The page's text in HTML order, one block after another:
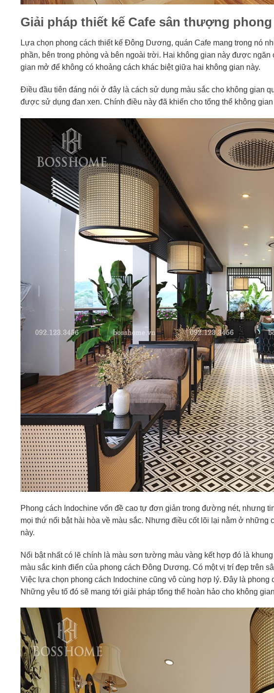
Giải pháp thiết kế Cafe sân thượng
Lựa chọn phong cách thiết kế Đông Dương, quán Cafe mang trong nó
phần, bên trong phòng và bên ngoài trời. Hai không gian này được
gian mở để không có khoảng cách khác biệt giữa hai không gian này.
Điều đầu tiên đáng nói ở đây là cách sử dụng màu sắc cho không gian
được sử dụng đan xen. Chính điều này đã khiến cho tổng thể không
Phong cách Indochine vốn đề cao tự đơn giản trong đường nét, nhưng
mọi thứ nổi bật hài hòa về màu sắc. Nhưng điều cốt lõi lại nằm ở những
này.
Nổi bật nhất có lẽ chính là màu sơn tường màu vàng kết hợp đó là
màu sắc kinh điển của phong cách Đông Dương. Có một vị trí đẹp trên
Việc lựa chọn phong cách Indochine cũng vô cùng hợp lý. Đây là phong
Những yêu tố đó sẽ mang tới giải pháp tổng thể hoàn hảo cho không